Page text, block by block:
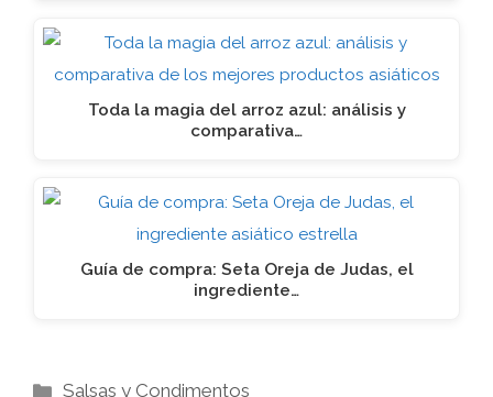
Toda la magia del arroz azul: análisis y
comparativa…
Guía de compra: Seta Oreja de Judas, el
ingrediente…
Categorías
Salsas y Condimentos